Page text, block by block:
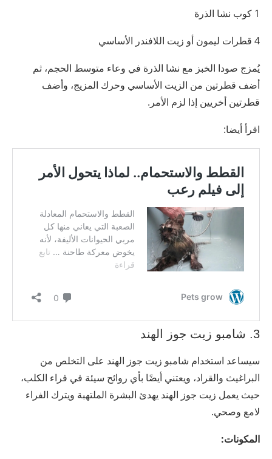
1 كوب نشا الذرة
4 قطرات ليمون أو زيت اللافندر الأساسي
يُمزج صودا الخبز مع نشا الذرة في وعاء متوسط ​​الحجم، ثم
أضف قطرتين من الزيت الأساسي وحرك المزيج، وأضف
قطرتين أخريين إذا لزم الأمر.
اقرأ أيضا:
3. شامبو زيت جوز الهند
سيساعد استخدام شامبو زيت جوز الهند على التخلص من
البراغيث والقراد، ويعتني أيضًا بأي روائح سيئة في فراء الكلب،
حيث يعمل زيت جوز الهند يهدئ البشرة الملتهبة ويترك الفراء
لامع وصحي.
المكونات: